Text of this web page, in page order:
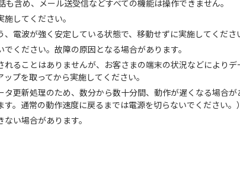
含め、メール送受信などすべての機能は操作できません。
してください。
電波が強く安定している状態で、移動せずに実施してくださ
ください。故障の原因となる場合があります。
ることはありませんが、お客さまの端末の状況などにより
プを取ってから実施してください。
更新処理のため、数分から数十分間、動作が遅くなる場合が
。通常の動作速度に戻るまでは電源を切らないでください。）
い場合があります。